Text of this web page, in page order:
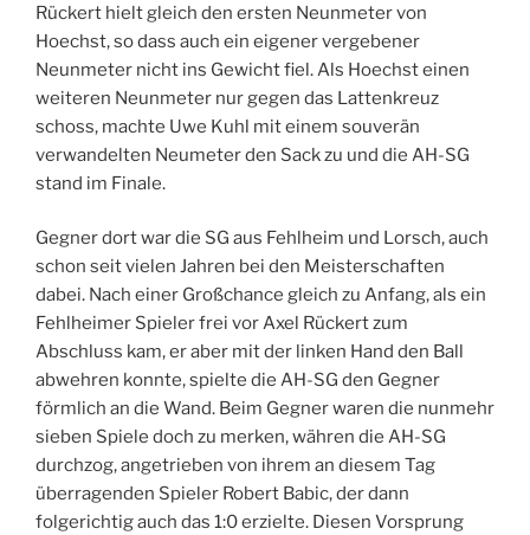
Rückert hielt gleich den ersten Neunmeter von
Hoechst, so dass auch ein eigener vergebener
Neunmeter nicht ins Gewicht fiel. Als Hoechst einen
weiteren Neunmeter nur gegen das Lattenkreuz
schoss, machte Uwe Kuhl mit einem souverän
verwandelten Neumeter den Sack zu und die AH-SG
stand im Finale.
Gegner dort war die SG aus Fehlheim und Lorsch, auch
schon seit vielen Jahren bei den Meisterschaften
dabei. Nach einer Großchance gleich zu Anfang, als ein
Fehlheimer Spieler frei vor Axel Rückert zum
Abschluss kam, er aber mit der linken Hand den Ball
abwehren konnte, spielte die AH-SG den Gegner
förmlich an die Wand. Beim Gegner waren die nunmehr
sieben Spiele doch zu merken, währen die AH-SG
durchzog, angetrieben von ihrem an diesem Tag
überragenden Spieler Robert Babic, der dann
folgerichtig auch das 1:0 erzielte. Diesen Vorsprung